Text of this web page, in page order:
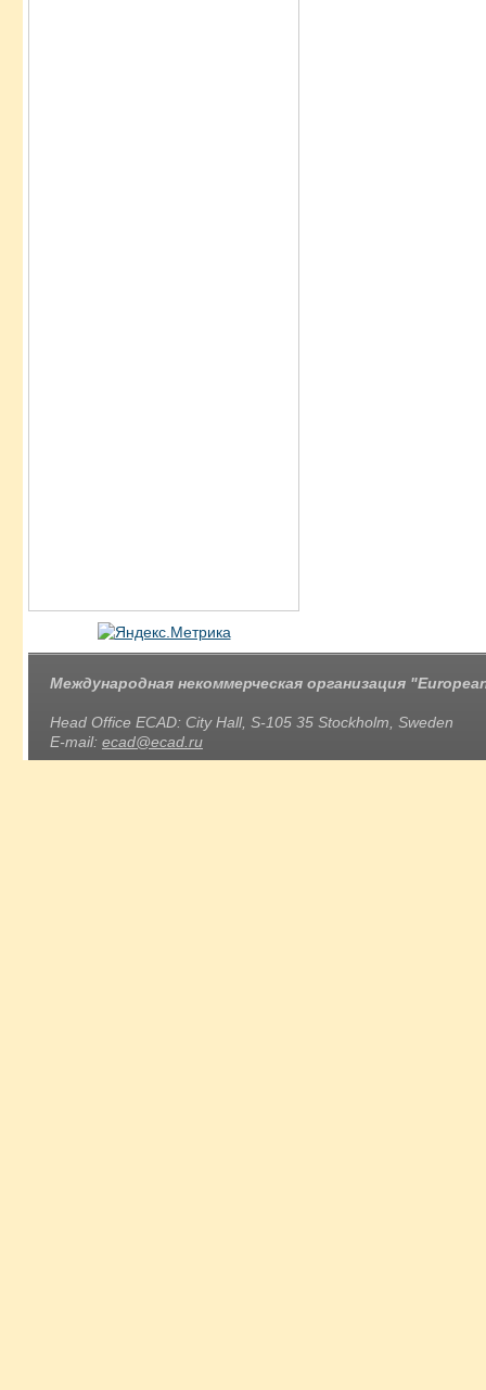
Международная некоммерческая организация
Head Office ECAD: City Hall, S-105 35 Stockholm, Sweden
E-mail: ecad@ecad.ru